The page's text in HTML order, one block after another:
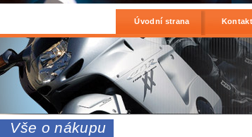
Úvodní strana
Vše o nákupu